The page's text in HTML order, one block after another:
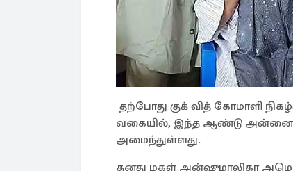
தற்போது குக் வித் கோமாளி
வகையில், இந்த ஆண்டு
அமைந்துள்ளது.
தனது மகள் அன்ஷுமாலிகா